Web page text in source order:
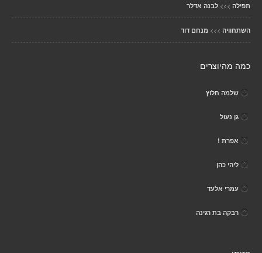
תפילה >>> לבנה אדלר
השתחוויה >>> מנחם דוד
כמה מהיוצרים
שלמה חלוץ
גן נעול
אפרת !
ליהי כהן
עמרי אלעד
רבקה בת רגינה